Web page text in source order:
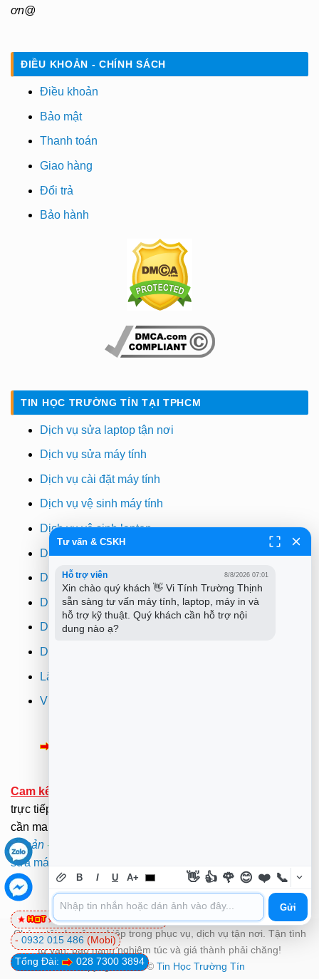
ơn@
ĐIỀU KHOẢN - CHÍNH SÁCH
Điều khoản
Bảo mật
Thanh toán
Giao hàng
Đổi trả
Bảo hành
TIN HỌC TRƯỜNG TÍN TẠI TPHCM
Dịch vụ sửa laptop tận nơi
Dịch vụ sửa máy tính
Dịch vụ cài đặt máy tính
Dịch vụ vệ sinh máy tính
Dịch vụ vệ sinh laptop
Dịch vụ cài win
Dịch vụ cứu dữ liệu
Dịch vụ sửa wifi tại nhà
Dịch vụ sửa máy in
Dịch vụ nạp mực máy in
Lắp đặt camera quan sát tphcm
Vi tính Trường Thịnh
Cam kết:
trực tiếp của Khách hàng.(Hãy ở nhà gọi dịch vụ không
cần mang ra ngoài nắng mưa ). .
Khoản -
sửa máy tính quận tân phú
Tổng Đài: 028 7300 3894
- 0932 015 486 (Mobi)
0981 81 32 72(Viettel)
Chúng tôi chuyên nghiệp trong phục vụ, dịch vụ tận nơi. Tận tình
tư vấn, bảo hành nghiêm túc và giá thành phải chăng!
Copyright 2026 © Tin Học Trường Tín
Tư vấn & CSKH
Hỗ trợ viên 8/8/2026 07:01
Xin chào quý khách 👋 Vi Tính Trường Thịnh
sẵn sàng tư vấn máy tính, laptop, máy in và
hỗ trợ kỹ thuật. Quý khách cần hỗ trợ nội
dung nào ạ?
B I U A+ 👋 👍 🌹 😊 ❤️ 📞
Gửi